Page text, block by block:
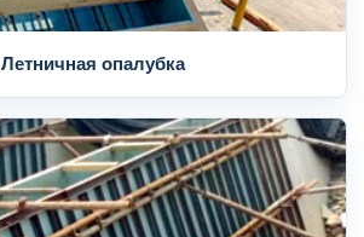
Летничная опалубка